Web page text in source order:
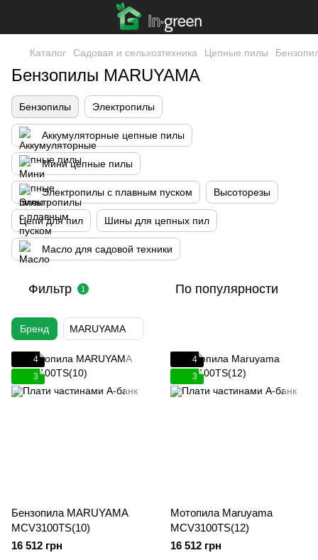
Каталог Садовая и сельхозтехника Цепные пилы
Бензопилы MARUYAMA
Бензопилы Электропилы
Аккумуляторные цепные пилы
Мини цепные пилы
Электропилы с плавным пуском Высоторезы
Цепи для пил Шины для цепных пил
Масло для садовой техники
Фильтр 1 По популярности
Бренд MARUYAMA
4
3
Бензопила MARUYAMA
MCV3100TS(10)
16 512 грн
4
3
Мотопила Maruyama
MCV3100TS(12)
16 512 грн